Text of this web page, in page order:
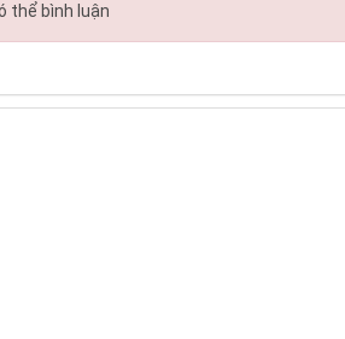
thể bình luận